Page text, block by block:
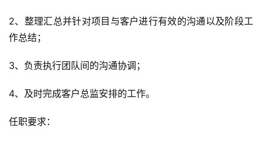
2、整理汇总并针对项目与客户进行有效的沟通以及阶段工
作总结；
3、负责执行团队间的沟通协调；
4、及时完成客户总监安排的工作。
任职要求：